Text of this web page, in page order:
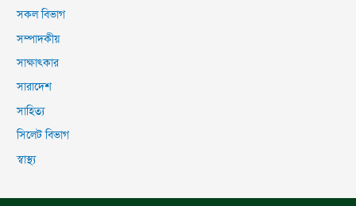
সকল বিভাগ
সম্পাদকীয়
সাক্ষাৎকার
সারাদেশ
সাহিত্য
সিলেট বিভাগ
স্বাস্থ্য